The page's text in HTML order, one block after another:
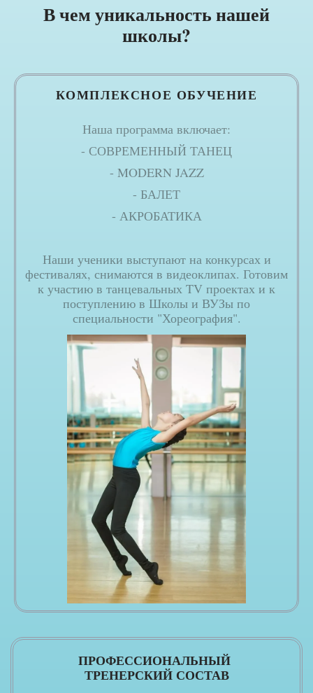
В чем уникальность нашей
школы?
КОМПЛЕКСНОЕ ОБУЧЕНИЕ
Наша программа включает:
- СОВРЕМЕННЫЙ ТАНЕЦ
- MODERN JAZZ
- БАЛЕТ
- АКРОБАТИКА
Наши ученики выступают на конкурсах и
фестивалях, снимаются в видеоклипах. Готовим
к участию в танцевальных TV проектах и к
поступлению в Школы и ВУЗы по
специальности "Хореография".
ПРОФЕССИОНАЛЬНЫЙ
ТРЕНЕРСКИЙ СОСТАВ